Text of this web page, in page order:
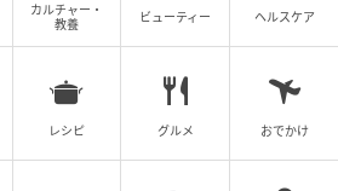
カルチャー・
教養
ビューティー ヘルスケア
レシピ グルメ おでかけ